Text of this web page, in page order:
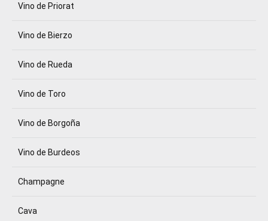
Vino de Priorat
Vino de Bierzo
Vino de Rueda
Vino de Toro
Vino de Borgoña
Vino de Burdeos
Champagne
Cava